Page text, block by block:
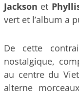
Jackson et
vert et l’album a
De cette
nostalgique,
au centre du
alterne